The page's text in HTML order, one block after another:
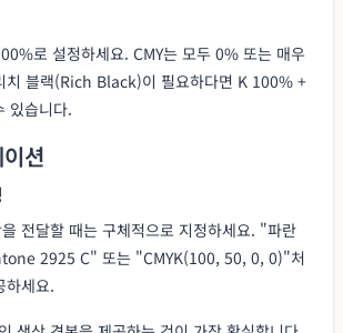
로 설정하세요. CMY는 모두 0% 또는 매우
치 블랙(Rich Black)이 필요하다면 K 100% +
있습니다.
션
전달할 때는 구체적으로 지정하세요. "파란
2925 C" 또는 "CMYK(100, 50, 0, 0)"처
하세요.